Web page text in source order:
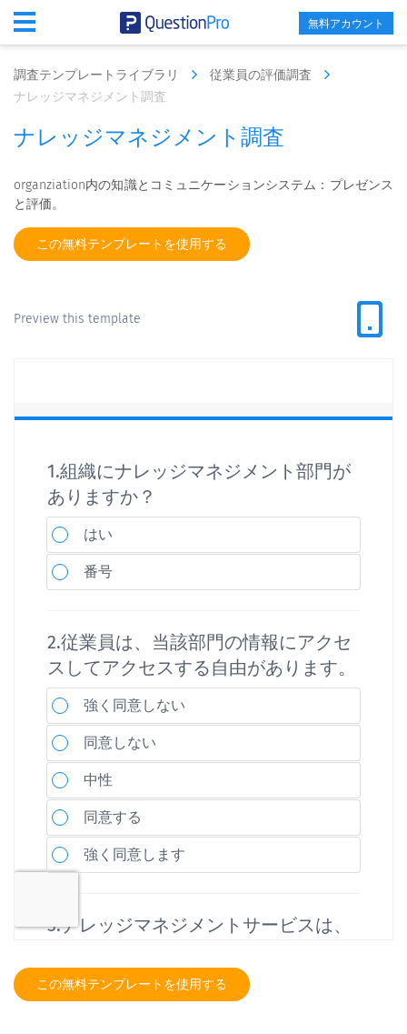
無料アカウント
調査テンプレートライブラリ
従業員の評価調査
ナレッジマネジメント調査
ナレッジマネジメント調査
organziation内の知識とコミュニケーションシステム：プレゼンス
と評価。
この無料テンプレートを使用する
Preview this template
この無料テンプレートを使用する